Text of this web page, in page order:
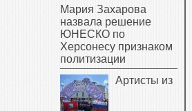
Мария Захарова
назвала решение
ЮНЕСКО по
Херсонесу признаком
политизации
Артисты из